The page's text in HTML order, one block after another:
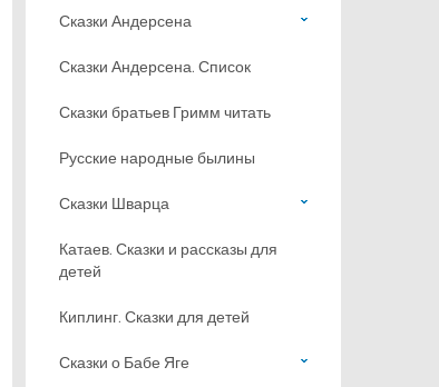
Сказки Андерсена
Сказки Андерсена. Список
Сказки братьев Гримм читать
Русские народные былины
Сказки Шварца
Катаев. Сказки и рассказы для
детей
Киплинг. Сказки для детей
Сказки о Бабе Яге